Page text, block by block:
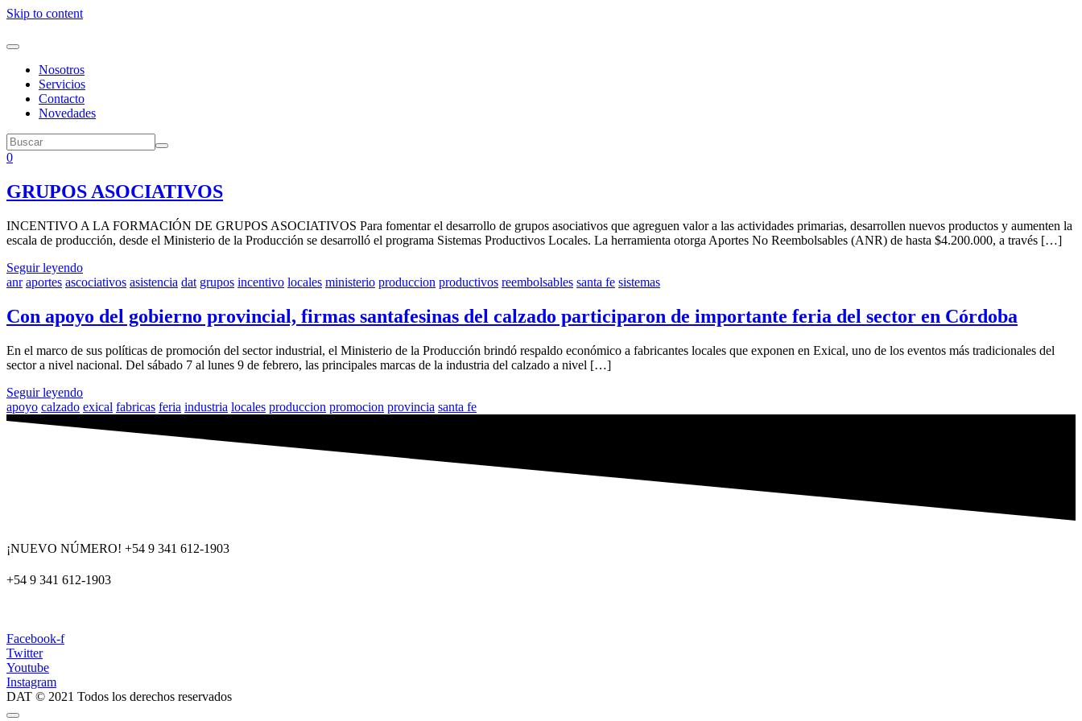
Skip to content
Nosotros
Servicios
Contacto
Novedades
0
GRUPOS ASOCIATIVOS
INCENTIVO A LA FORMACIÓN DE GRUPOS ASOCIATIVOS Para fomentar el desarrollo de grupos asociativos que agreguen valor a las actividades primarias, desarrollen nuevos productos y aumenten la
escala de producción, desde el Ministerio de la Producción se desarrolló el programa Sistemas Productivos Locales. La herramienta otorga Aportes No Reembolsables (ANR) de hasta $4.200.000, a través […]
Seguir leyendo
anr aportes ascociativos asistencia dat grupos incentivo locales ministerio produccion productivos reembolsables santa fe sistemas
Con apoyo del gobierno provincial, firmas santafesinas del calzado participaron de importante feria del sector en Córdoba
En el marco de sus políticas de promoción del sector industrial, el Ministerio de la Producción brindó respaldo económico a fabricantes locales que exponen en Exical, uno de los eventos más tradicionales del
sector a nivel nacional. Del sábado 7 al lunes 9 de febrero, las principales marcas de la industria del calzado a nivel […]
Seguir leyendo
apoyo calzado exical fabricas feria industria locales produccion promocion provincia santa fe
¡NUEVO NÚMERO! +54 9 341 612-1903
+54 9 341 612-1903
Facebook-f
Twitter
Youtube
Instagram
DAT © 2021 Todos los derechos reservados